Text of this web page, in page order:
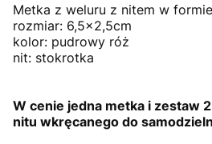
Metka z weluru z nitem w
rozmiar: 6,5x2,5cm
kolor: pudrowy róż
nit: stokrotka
W cenie jedna metka i zestaw
nitu wkręcanego do